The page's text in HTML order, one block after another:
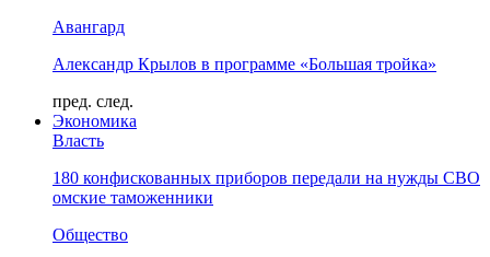
Авангард
Александр Крылов в программе «Большая тройка»
пред. след.
Экономика
Власть
180 конфискованных приборов передали на нужды СВО
омские таможенники
Общество